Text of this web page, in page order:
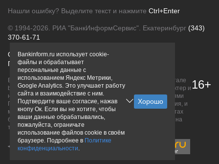
Нашли ошибку? Выделите текст и нажмите Ctrl+Enter
© 1994-2026. РИА "БанкИнформСервис". Екатеринбург (343)
370-61-71
О проектеПолитика конфиденциальности
Правовая информацияДля рекламодателей
Вся информация о продуктах банков, размещенная на портале
bankinform.ru, носит исключительно ознакомительный характер и
не является публичной офертой, определяемой положениями
ГК РФ. Информация не содержит точного и полного описания, и
может быть изменена. Конечные условия уточняйте на сайтах
банков или при личном обращении. Исключительное право на
товарные знаки принадлежит их правообладателям.
16+
Bankinform.ru использует cookie-
файлы и обрабатывает
персональные данные с
использованием Яндекс Метрики,
Google Analytics. Это улучшает работу
сайта и взаимодействие с ним.
Подтвердите ваше согласие, нажав
кнопу Ок. Если вы не хотите, чтобы
ваши данные обрабатывались,
пожалуйста, ограничьте
использование файлов cookie в своём
браузере. Подробнее в Политике
конфиденциальности.